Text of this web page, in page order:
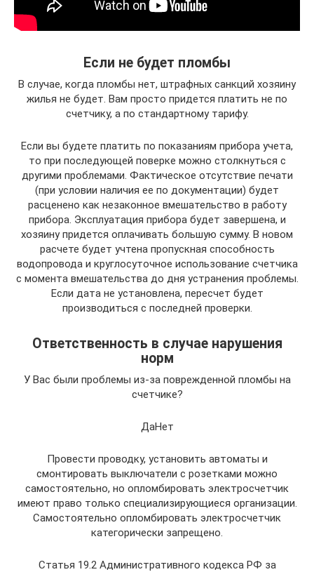
Если не будет пломбы
В случае, когда пломбы нет, штрафных санкций хозяину
жилья не будет. Вам просто придется платить не по
счетчику, а по стандартному тарифу.
Если вы будете платить по показаниям прибора учета,
то при последующей поверке можно столкнуться с
другими проблемами. Фактическое отсутствие печати
(при условии наличия ее по документации) будет
расценено как незаконное вмешательство в работу
прибора. Эксплуатация прибора будет завершена, и
хозяину придется оплачивать большую сумму. В новом
расчете будет учтена пропускная способность
водопровода и круглосуточное использование счетчика
с момента вмешательства до дня устранения проблемы.
Если дата не установлена, пересчет будет
производиться с последней проверки.
Ответственность в случае нарушения
норм
У Вас были проблемы из-за поврежденной пломбы на
счетчике?
ДаНет
Провести проводку, установить автоматы и
смонтировать выключатели с розетками можно
самостоятельно, но опломбировать электросчетчик
имеют право только специализирующиеся организации.
Самостоятельно опломбировать электросчетчик
категорически запрещено.
Статья 19.2 Административного кодекса РФ за